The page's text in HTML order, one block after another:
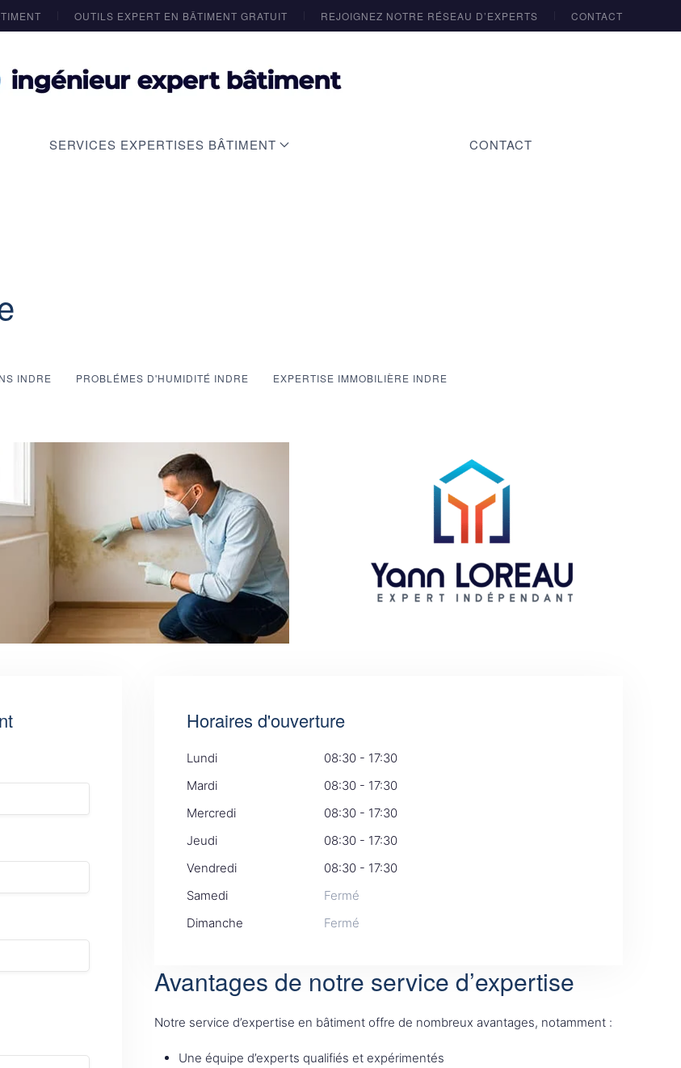
OUTILS EXPERT EN BÂTIMENT GRATUIT REJOIGNEZ NOTRE RÉSEAU D’EXPERTS CONTACT
SERVICES EXPERTISES BÂTIMENT CONTACT
INDRE PROBLÉMES D'HUMIDITÉ INDRE EXPERTISE IMMOBILIÈRE INDRE
Horaires d'ouverture
Lundi
08:30 - 17:30
Mardi
08:30 - 17:30
Mercredi
08:30 - 17:30
Jeudi
08:30 - 17:30
Vendredi
08:30 - 17:30
Samedi
Fermé
Dimanche
Fermé
Avantages de notre service d’expertise
Notre service d’expertise en bâtiment offre de nombreux avantages, notamment :
Une équipe d’experts qualifiés et expérimentés